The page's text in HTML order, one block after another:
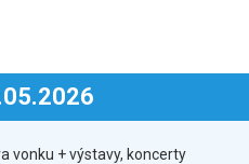
vonku + výstavy, koncerty